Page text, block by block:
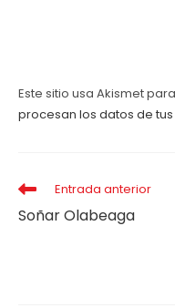
Este sitio usa Akismet
procesan los datos de
Leer
artículos
Entrada anterior
Soñar Olabeaga